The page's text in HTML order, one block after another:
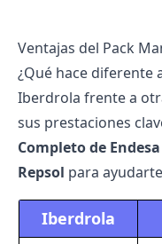
Ventajas del Pack
¿Qué hace diferente
Iberdrola frente a
sus prestaciones
Completo de Endesa
Repsol para
Iberdrola